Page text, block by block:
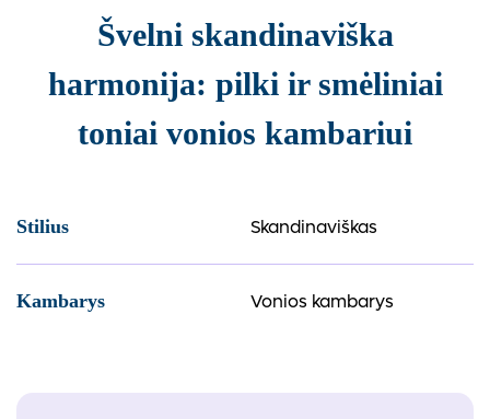
Švelni skandinaviška
harmonija: pilki ir smėliniai
toniai vonios kambariui
Stilius Skandinaviškas
Kambarys Vonios kambarys